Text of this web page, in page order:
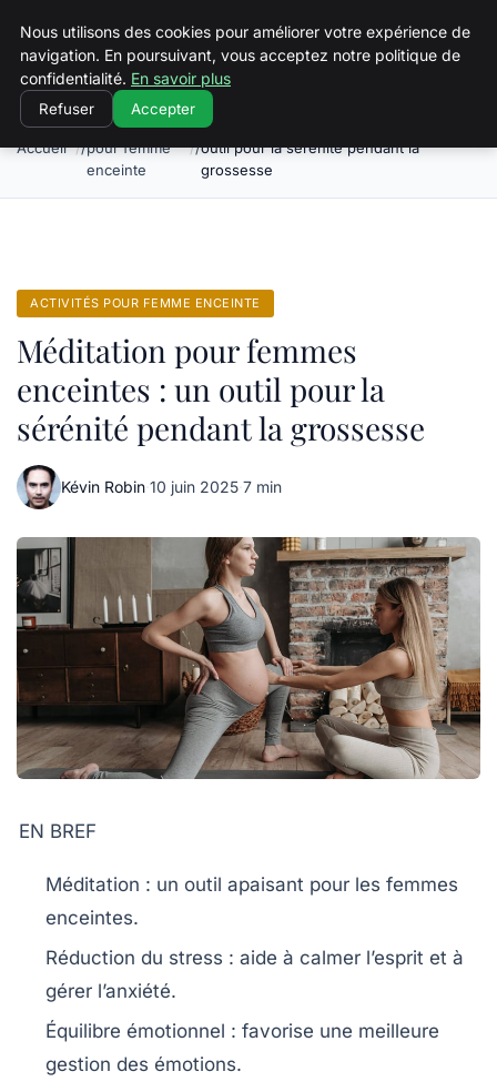
Squeakyswing.com
Accueil
Activités
pour femme
enceinte
Méditation pour femmes enceintes : un
outil pour la sérénité pendant la
grossesse
ACTIVITÉS POUR FEMME ENCEINTE
Méditation pour femmes
enceintes : un outil pour la
sérénité pendant la grossesse
Kévin Robin·10 juin 2025·7 min
EN BREF
Méditation : un outil apaisant pour les femmes
enceintes.
Réduction du stress : aide à calmer l’esprit et à
gérer l’anxiété.
Équilibre émotionnel : favorise une meilleure
gestion des émotions.
Nous utilisons des cookies pour améliorer votre expérience de
navigation. En poursuivant, vous acceptez notre politique de
confidentialité. En savoir plus
Refuser Accepter